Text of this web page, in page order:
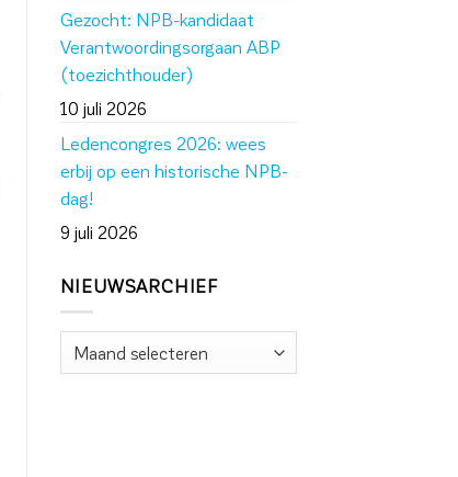
Gezocht: NPB-kandidaat
Verantwoordingsorgaan ABP
(toezichthouder)
10 juli 2026
Ledencongres 2026: wees
erbij op een historische NPB-
dag!
9 juli 2026
NIEUWSARCHIEF
Nieuwsarchief